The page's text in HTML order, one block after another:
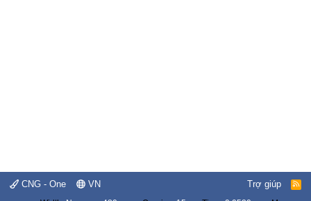
CNG - One VN Trợ giúp
R